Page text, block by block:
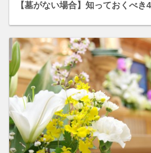
【墓がない場合】知っておくべき